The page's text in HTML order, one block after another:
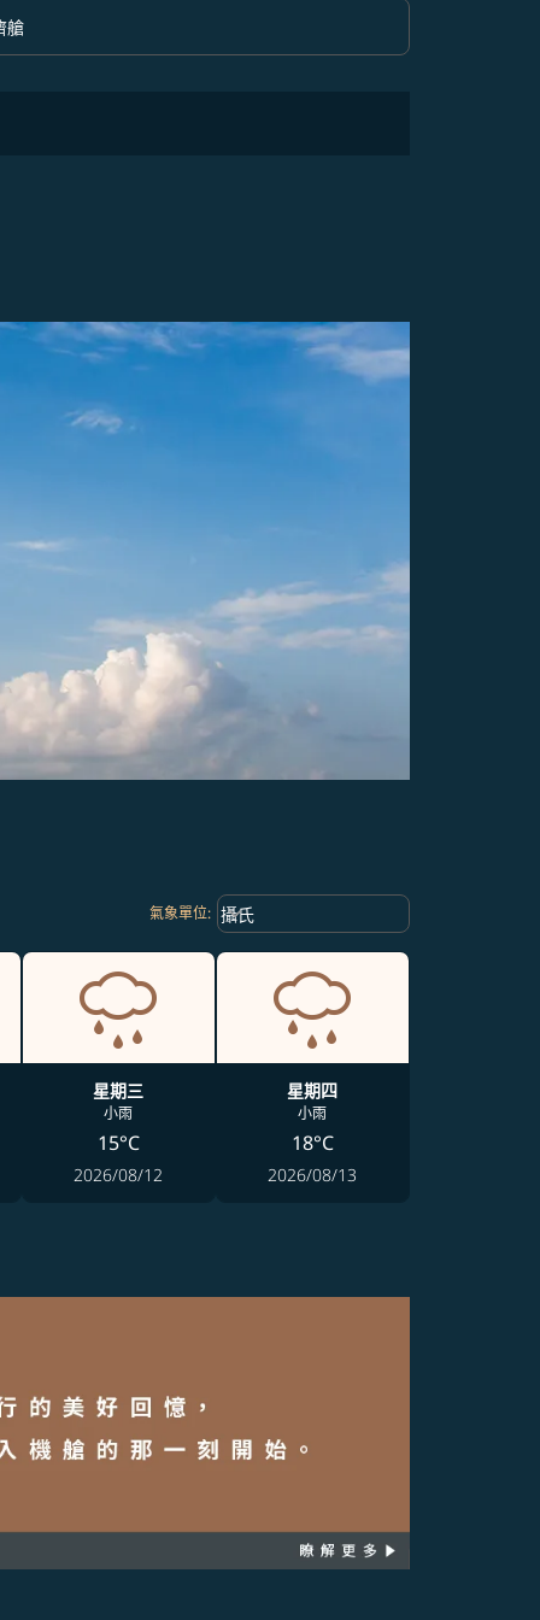
option 經濟艙 Selected
艙
氣象單位: Weather unit option 攝氏 Selected
攝氏
keyboard_arrow_down
星期三
小雨
15°C
2026/08/12
星期四
小雨
18°C
2026/08/13